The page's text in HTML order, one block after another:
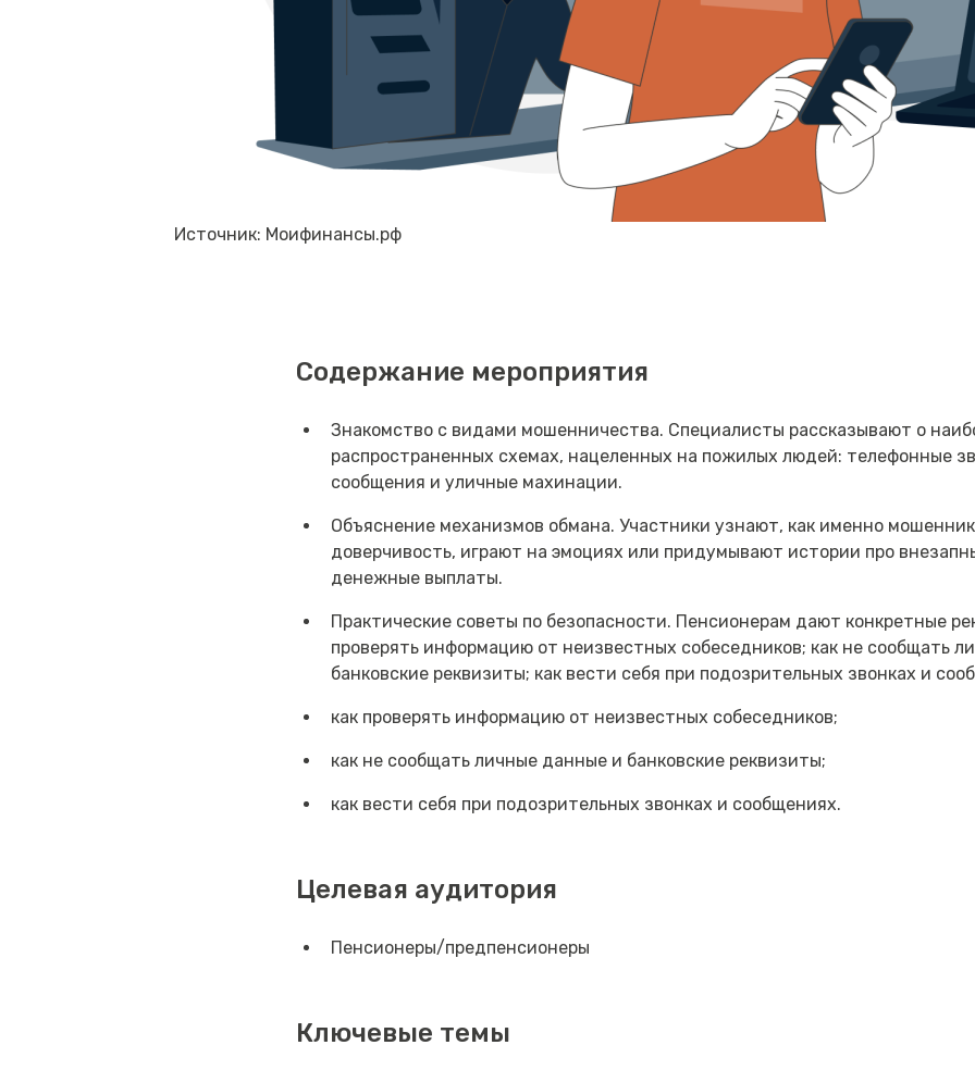
Источник: Моифинансы.рф
Содержание мероприятия
Знакомство с видами мошенничества. Специалисты рассказывают о
распространенных схемах, нацеленных на пожилых людей: телефонные
сообщения и уличные махинации.
Объяснение механизмов обмана. Участники узнают, как именно
доверчивость, играют на эмоциях или придумывают истории про
денежные выплаты.
Практические советы по безопасности. Пенсионерам дают конкретные
проверять информацию от неизвестных собеседников; как не сообщать
банковские реквизиты; как вести себя при подозрительных звонках и
как проверять информацию от неизвестных собеседников;
как не сообщать личные данные и банковские реквизиты;
как вести себя при подозрительных звонках и сообщениях.
Целевая аудитория
Пенсионеры/предпенсионеры
Ключевые темы